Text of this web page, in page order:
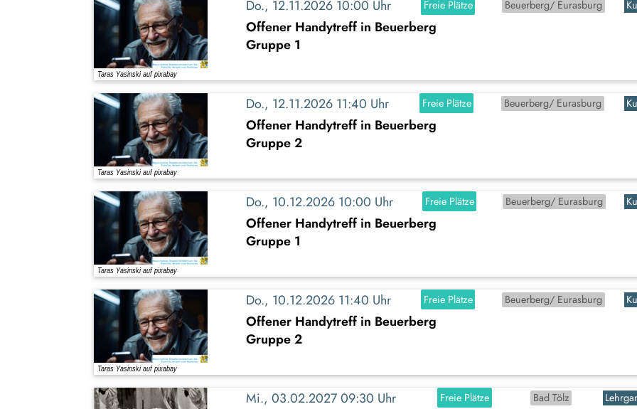
Do., 12.11.2026 10:00 Uhr Freie Plätze Beuerberg/ Eurasburg
Offener Handytreff in Beuerberg
Gruppe 1
Do., 12.11.2026 11:40 Uhr Freie Plätze Beuerberg/ Eurasburg
Offener Handytreff in Beuerberg
Gruppe 2
Do., 10.12.2026 10:00 Uhr Freie Plätze Beuerberg/ Eurasburg
Offener Handytreff in Beuerberg
Gruppe 1
Do., 10.12.2026 11:40 Uhr Freie Plätze Beuerberg/ Eurasburg
Offener Handytreff in Beuerberg
Gruppe 2
Mi., 03.02.2027 09:30 Uhr Freie Plätze Bad Tölz